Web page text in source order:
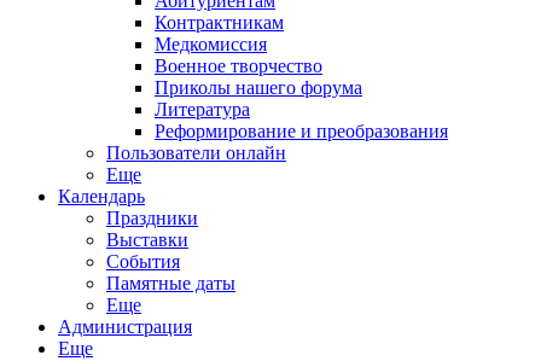
Контрактникам
Медкомиссия
Военное творчество
Приколы нашего форума
Литература
Реформирование и преобразования
Пользователи онлайн
Еще
Календарь
Праздники
Выставки
События
Памятные даты
Еще
Администрация
Еще